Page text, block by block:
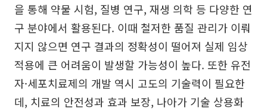
을 통해 약물 시험, 질병 연구, 재생 의학 등 다양한 연
구 분야에서 활용된다. 이때 철저한 품질 관리가 이뤄
지지 않으면 연구 결과의 정확성이 떨어져 실제 임상
적용에 큰 어려움이 발생할 가능성이 높다. 또한 유전
자·세포치료제의 개발 역시 고도의 기술력이 필요한
데, 치료의 안전성과 효과 보장, 나아가 기술 상용화